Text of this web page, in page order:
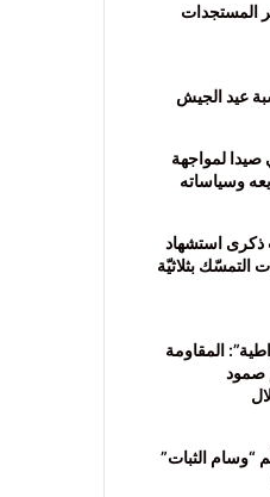
المستجدات
عيد الجيش
صيدا لمواجهة
وسياساته
ذكرى استشهاد
التمسّك بثلاثيّة
المقاومة
صمود
“وسام الثبات”